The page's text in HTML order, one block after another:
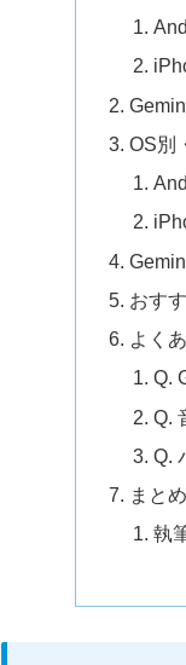
OS別
おす
よく
Q.
Q.
Q.
まとめ
執